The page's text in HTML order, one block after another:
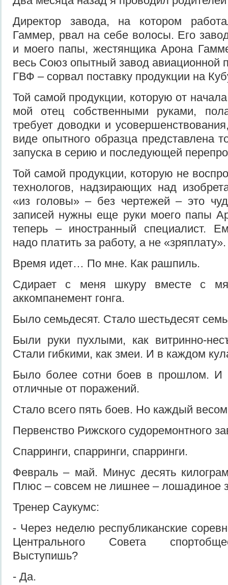
Директор завода, на котором
Гаммер, рвал на себе волосы. Его
и моего папы, жестянщика Арона
весь Союз опытный завод
ГВФ – сорвал поставку продукции на
Той самой продукции, которую от
мой отец собственными руками,
требует доводки и
виде опытного образца представлена
запуска в серию и последующей
Той самой продукции, которую не
технологов, надзирающих над
«из головы» – без чертежей – это
записей нужны еще руки моего папы
теперь – иностранный специалист.
надо платить за работу, а не «зряплату».
Время идет… По мне. Как рашпиль.
Сдирает с меня шкуру вместе с
аккомпанемент гонга.
Было семьдесят. Стало шестьдесят
Были руки пухлыми, как витринно-
Стали гибкими, как змеи. И в каждом
Было более сотни боев в прошлом. И
отличные от поражений.
Стало всего пять боев. Но каждый
Первенство Рижского судоремонтного
Спарринги, спарринги, спарринги.
Февраль – май. Минус десять
Плюс – совсем не лишнее – лошадиное
Тренер Саукумс:
- Через неделю республиканские
Центрального Совета
Выступишь?
- Да.